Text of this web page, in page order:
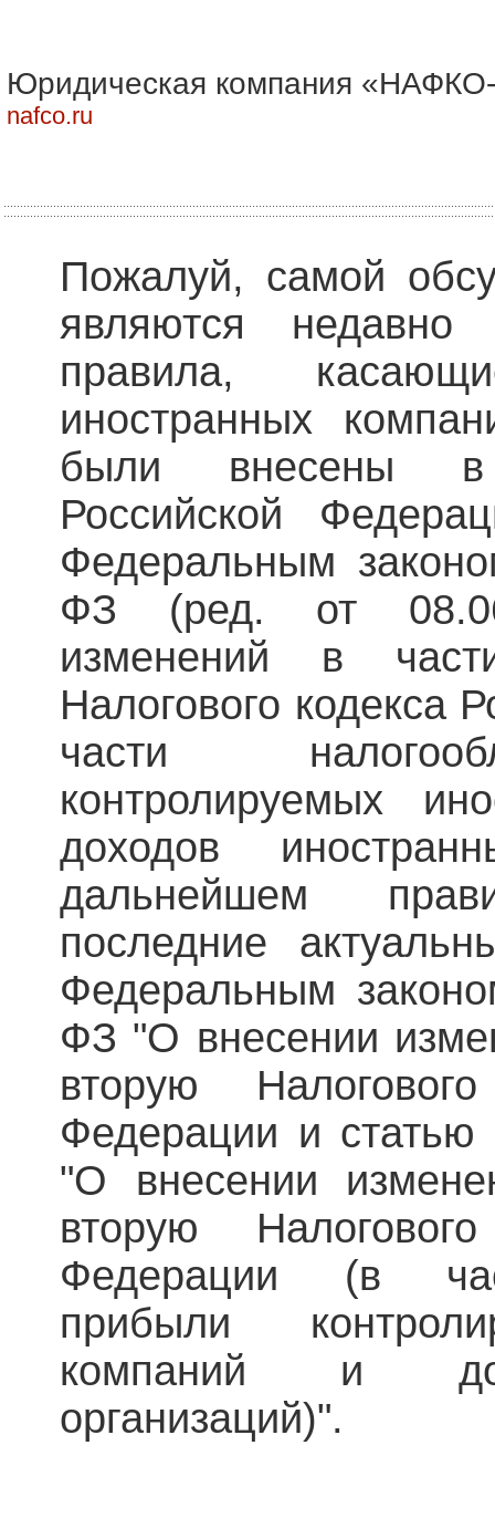
Юридическая компания «НАФКО-
nafco.ru
Пожалуй, самой
являются
правила,
иностранных
были внесены в
Российской
Федеральным
ФЗ (ред. от
изменений в
Налогового кодекса
части
контролируемых
доходов
дальнейшем
последние
Федеральным
ФЗ "О внесении
вторую
Федерации и статью
"О внесении
вторую
Федерации (в
прибыли
компаний и
организаций)".